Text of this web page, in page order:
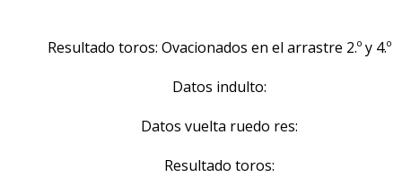
Resultado toros: Ovacionados en el arrastre 2.º y 4.º
Datos indulto:
Datos vuelta ruedo res:
Resultado toros: